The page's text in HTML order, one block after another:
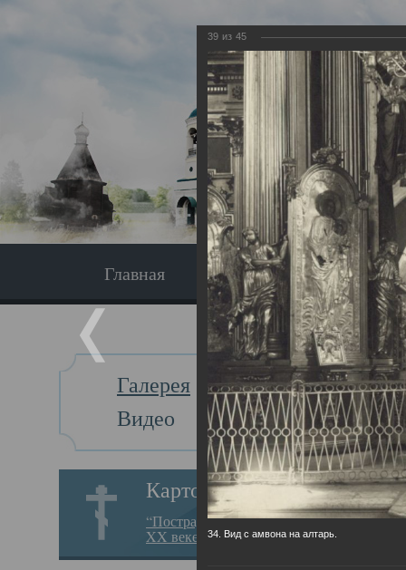
Главная Экскурсия
Галерея
Видео
Картотека
“Пострадавшие за веру в
XX веке на Севере”
Главная
39 из 45
34. Вид с амвона на алтарь.